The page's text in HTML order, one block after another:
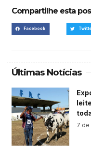
Compartilhe esta
Facebook
Últimas Notícias
7 de